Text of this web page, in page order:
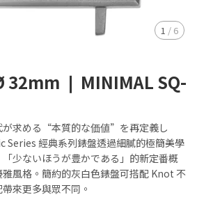
1 / 6
32mm ❘ MINIMAL SQ-
が求める“本質的な価値”を再定義し
Series 經典系列錶盤透過細膩的極簡美學
少ないほうが豊かである」的新定番概
風格。簡約的灰白色錶盤可搭配 Knot 不
來更多與眾不同。